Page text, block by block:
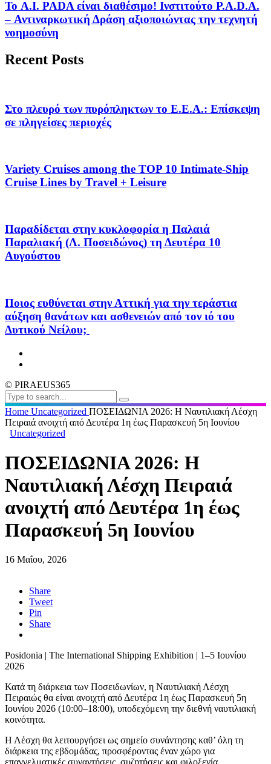
Το A.I. PADA είναι διαθέσιμο! Ινστιτούτο P.A.D.A.
– Αντιναρκωτική Δράση αξιοποιώντας την τεχνητή
νοημοσύνη
Recent Posts
Στο πλευρό των πυρόπληκτων το Ε.Ε.Α.: Επίσκεψη
σε πληγείσες περιοχές
Variety Cruises among the TOP 10 Intimate-Ship
Cruise Lines by Travel + Leisure
Παραδίδεται στην κυκλοφορία η Παλαιά
Παραλιακή (Λ. Ποσειδώνος) τη Δευτέρα 10
Αυγούστου
Ποιος ευθύνεται στην Αττική για την τεράστια
αύξηση θανάτων και ασθενειών από τον ιό του
Δυτικού Νείλου;
© PIRAEUS365
Home Uncategorized ΠΟΣΕΙΔΩΝΙΑ 2026: Η Ναυτιλιακή Λέσχη
Πειραιά ανοιχτή από Δευτέρα 1η έως Παρασκευή 5η Ιουνίου
Uncategorized
ΠΟΣΕΙΔΩΝΙΑ 2026: Η
Ναυτιλιακή Λέσχη Πειραιά
ανοιχτή από Δευτέρα 1η έως
Παρασκευή 5η Ιουνίου
16 Μαΐου, 2026
Share
Tweet
Pin
Share
Posidonia | The International Shipping Exhibition | 1–5 Ιουνίου
2026
Κατά τη διάρκεια των Ποσειδωνίων, η Ναυτιλιακή Λέσχη
Πειραιώς θα είναι ανοιχτή από Δευτέρα 1η έως Παρασκευή 5η
Ιουνίου 2026 (10:00–18:00), υποδεχόμενη την διεθνή ναυτιλιακή
κοινότητα.
Η Λέσχη θα λειτουργήσει ως σημείο συνάντησης καθ’ όλη τη
διάρκεια της εβδομάδας, προσφέροντας έναν χώρο για